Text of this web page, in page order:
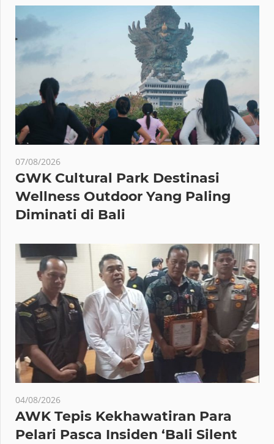
07/08/2026
GWK Cultural Park Destinasi
Wellness Outdoor Yang Paling
Diminati di Bali
04/08/2026
AWK Tepis Kekhawatiran Para
Pelari Pasca Insiden ‘Bali Silent